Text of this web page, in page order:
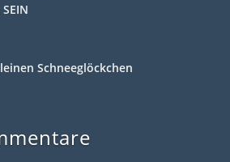
Schneeglöckchen